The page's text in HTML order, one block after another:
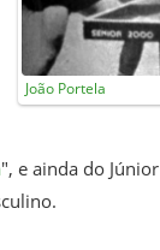
João Portela
", e ainda do Júnior